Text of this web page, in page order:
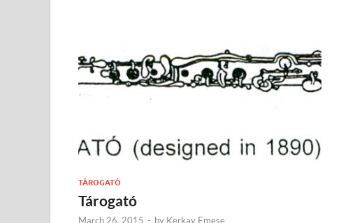
TÁROGATÓ
Tárogató
March 26, 2015 - by Kerkay Emese